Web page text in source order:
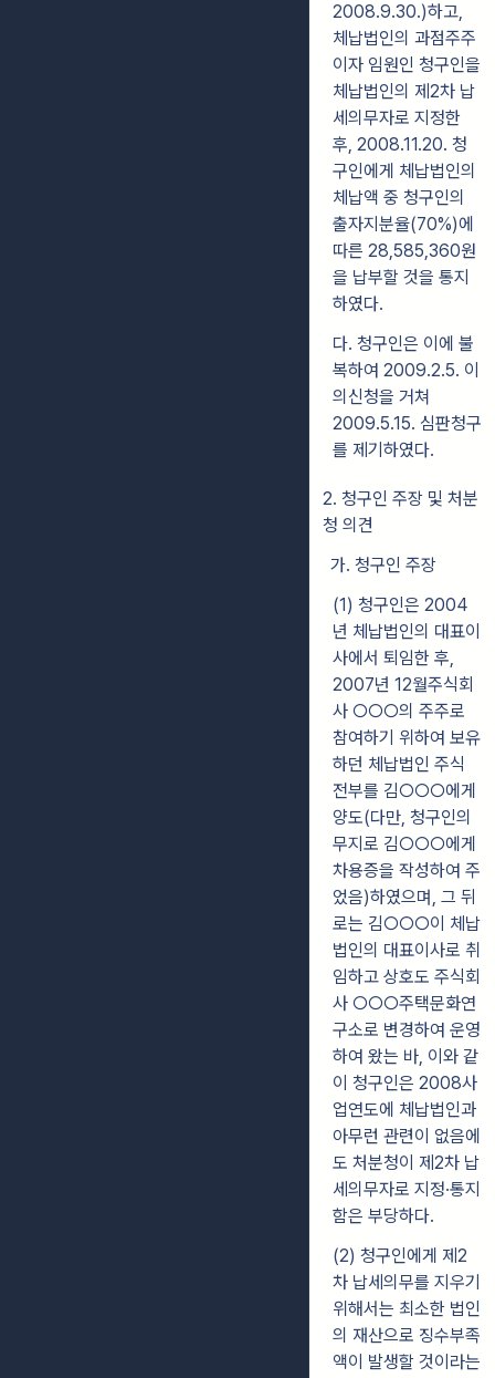
2008.9.30.)하고,
체납법인의 과점주주
이자 임원인 청구인을
체납법인의 제2차 납
세의무자로 지정한
후, 2008.11.20. 청
구인에게 체납법인의
체납액 중 청구인의
출자지분율(70%)에
따른 28,585,360원
을 납부할 것을 통지
하였다.
다. 청구인은 이에 불
복하여 2009.2.5. 이
의신청을 거쳐
2009.5.15. 심판청구
를 제기하였다.
2. 청구인 주장 및 처분
청 의견
가. 청구인 주장
(1) 청구인은 2004
년 체납법인의 대표이
사에서 퇴임한 후,
2007년 12월주식회
사 ○○○의 주주로
참여하기 위하여 보유
하던 체납법인 주식
전부를 김○○○에게
양도(다만, 청구인의
무지로 김○○○에게
차용증을 작성하여 주
었음)하였으며, 그 뒤
로는 김○○○이 체납
법인의 대표이사로 취
임하고 상호도 주식회
사 ○○○주택문화연
구소로 변경하여 운영
하여 왔는 바, 이와 같
이 청구인은 2008사
업연도에 체납법인과
아무런 관련이 없음에
도 처분청이 제2차 납
세의무자로 지정·통지
함은 부당하다.
(2) 청구인에게 제2
차 납세의무를 지우기
위해서는 최소한 법인
의 재산으로 징수부족
액이 발생할 것이라는